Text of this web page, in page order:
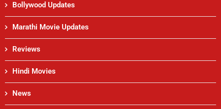
Bollywood Updates
Marathi Movie Updates
Reviews
Hindi Movies
News